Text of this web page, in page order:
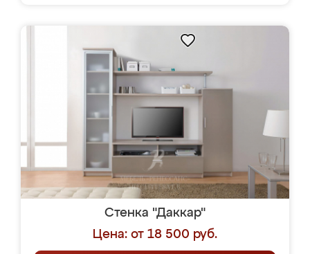
Стенка "Даккар"
Цена: от 18 500 руб.